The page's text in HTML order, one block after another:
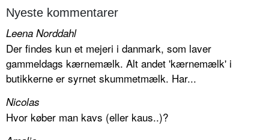
Nyeste kommentarer
Leena Norddahl
Der findes kun et mejeri i danmark, som laver
gammeldags kærnemælk. Alt andet 'kærnemælk' i
butikkerne er syrnet skummetmælk. Har...
Nicolas
Hvor køber man kavs (eller kaus..)?